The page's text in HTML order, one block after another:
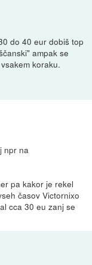
do 40 eur dobiš top
ampak se
koraku.
npr na
pa kakor je rekel
časov Victornixo
cca 30 eu zanj se